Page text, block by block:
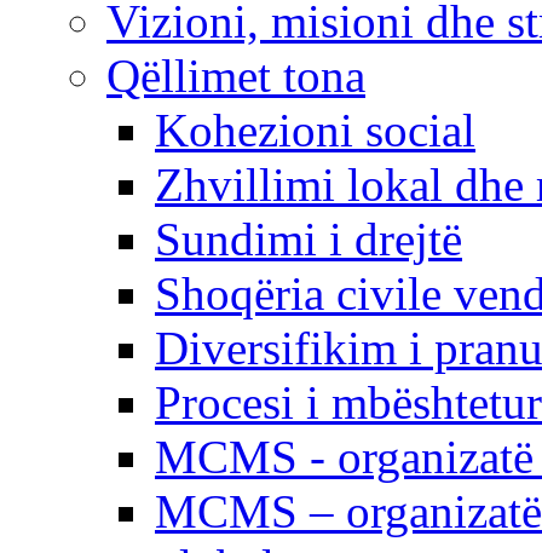
Vizioni, misioni dhe
Qëllimet tona
Kohezioni social
Zhvillimi lokal dhe
Sundimi i drejtë
Shoqëria civile
Diversifikim i
Procesi i
MCMS -
MCMS –